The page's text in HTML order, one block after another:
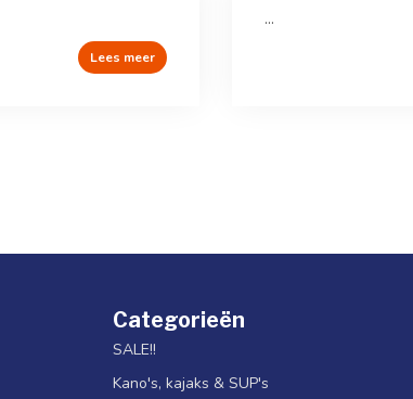
Lees meer
...
Categorieën
SALE!!
Kano's, kajaks & SUP's